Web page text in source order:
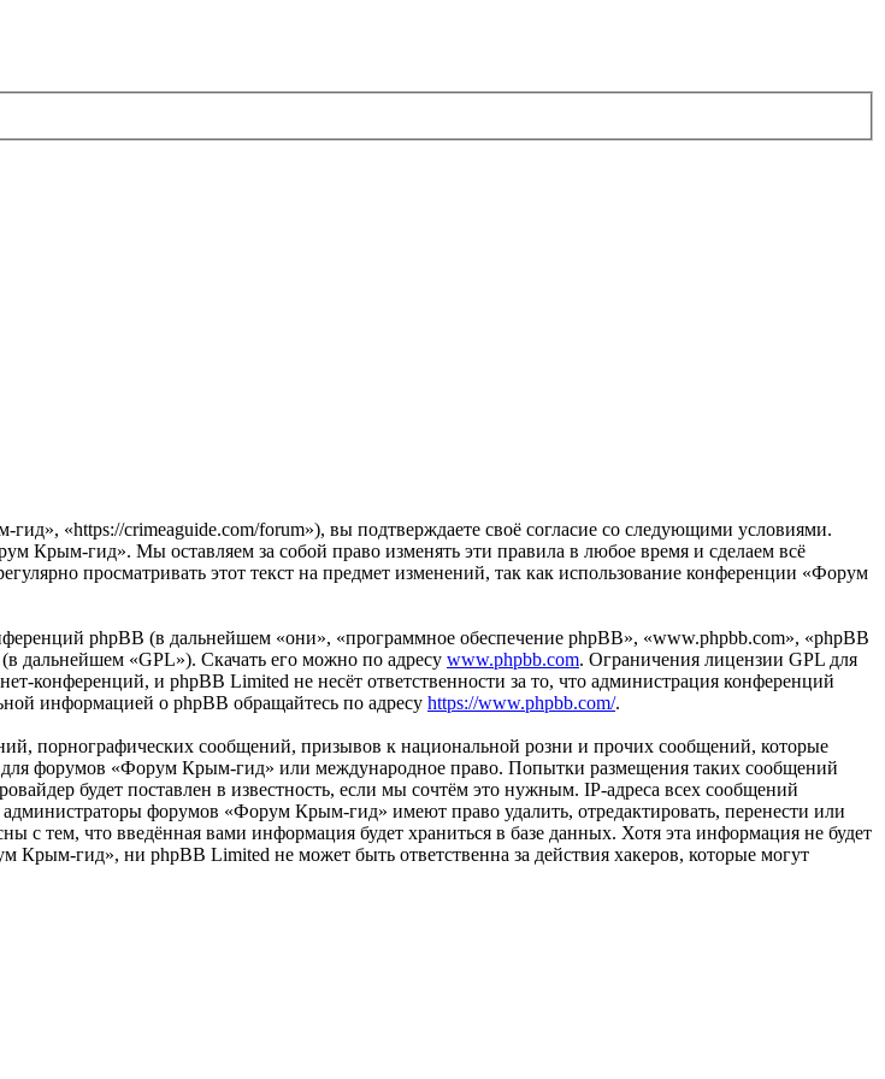
«https://crimeaguide.com/forum»), вы подтверждаете своё согласие со следующими условиями.
Крым-гид». Мы оставляем за собой право изменять эти правила в любое время и сделаем всё
просматривать этот текст на предмет изменений, так как использование конференции «Форум
phpBB (в дальнейшем «они», «программное обеспечение phpBB», «www.phpbb.com», «phpBB
(в дальнейшем «GPL»). Скачать его можно по адресу www.phpbb.com. Ограничения лицензии GPL для
конференций, и phpBB Limited не несёт ответственности за то, что администрация конференций
информацией о phpBB обращайтесь по адресу https://www.phpbb.com/.
порнографических сообщений, призывов к национальной розни и прочих сообщений, которые
для форумов «Форум Крым-гид» или международное право. Попытки размещения таких сообщений
будет поставлен в известность, если мы сочтём это нужным. IP-адреса всех сообщений
форумов «Форум Крым-гид» имеют право удалить, отредактировать, перенести или
с тем, что введённая вами информация будет храниться в базе данных. Хотя эта информация не будет
гид», ни phpBB Limited не может быть ответственна за действия хакеров, которые могут